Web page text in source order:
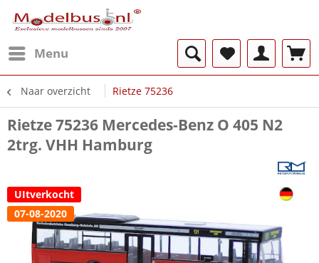
Menu
Naar overzicht Rietze 75236
Rietze 75236 Mercedes-Benz O 405 N2
2trg. VHH Hamburg
UItverkocht
07-08-2020